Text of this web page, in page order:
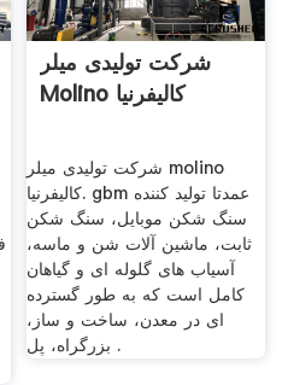
شرکت تولیدی میلر
Molino کالیفرنیا
شرکت تولیدی میلر molino
کالیفرنیا. gbm عمدتا تولید کننده
سنگ شکن موبایل، سنگ شکن
ثابت، ماشین آلات شن و ماسه،
آسیاب های گلوله ای و گیاهان
کامل است که به طور گسترده
ای در معدن، ساخت و ساز،
بزرگراه، پل .